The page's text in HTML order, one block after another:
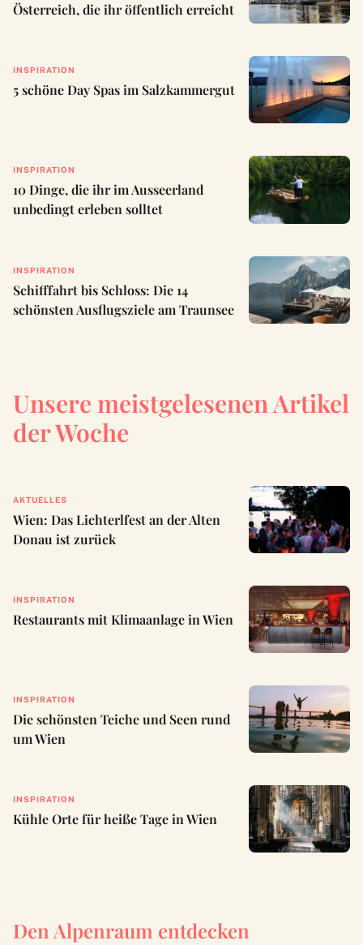
Österreich, die ihr öffentlich erreicht
INSPIRATION
5 schöne Day Spas im Salzkammergut
INSPIRATION
10 Dinge, die ihr im Ausseerland
unbedingt erleben solltet
INSPIRATION
Schifffahrt bis Schloss: Die 14
schönsten Ausflugsziele am Traunsee
Unsere meistgelesenen Artikel
der Woche
AKTUELLES
Wien: Das Lichterlfest an der Alten
Donau ist zurück
INSPIRATION
Restaurants mit Klimaanlage in Wien
INSPIRATION
Die schönsten Teiche und Seen rund
um Wien
INSPIRATION
Kühle Orte für heiße Tage in Wien
Den Alpenraum entdecken